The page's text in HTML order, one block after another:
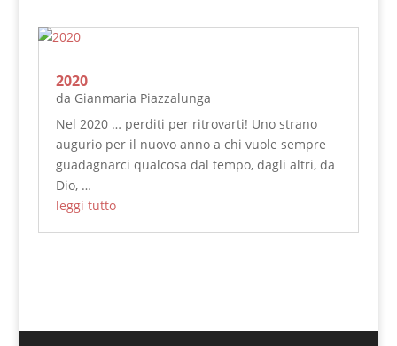
2020
da Gianmaria Piazzalunga
Nel 2020 … perditi per ritrovarti! Uno strano
augurio per il nuovo anno a chi vuole sempre
guadagnarci qualcosa dal tempo, dagli altri, da
Dio, …
leggi tutto